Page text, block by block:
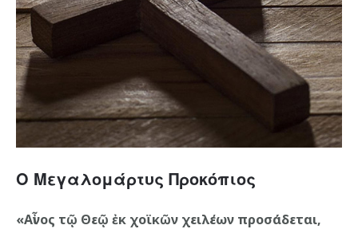
Ο Μεγαλομάρτυς Προκόπιος
«Αἶνος τῷ Θεῷ ἐκ χοϊκῶν χειλέων προσάδεται,